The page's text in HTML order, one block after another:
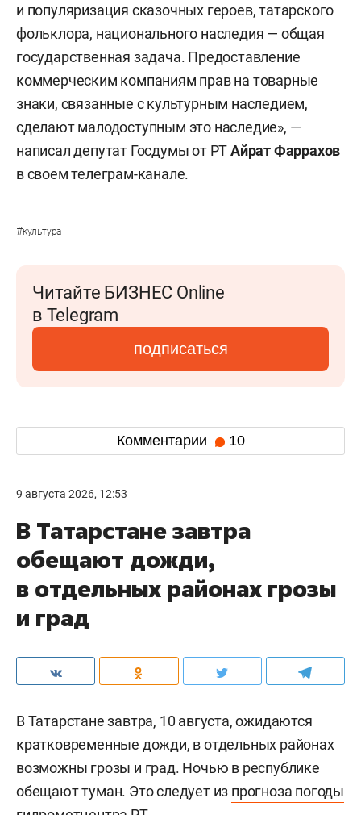
и популяризация сказочных героев, татарского
фольклора, национального наследия — общая
государственная задача. Предоставление
коммерческим компаниям прав на товарные
знаки, связанные с культурным наследием,
сделают малодоступным это наследие», —
написал депутат Госдумы от РТАйрат Фаррахов
в своем телеграм-канале.
#культура
Читайте БИЗНЕС Online
в Telegram
подписаться
Комментарии 10
9 августа 2026, 12:53
В Татарстане завтра
обещают дожди,
в отдельных районах грозы
и град
В Татарстане завтра, 10 августа, ожидаются
кратковременные дожди, в отдельных районах
возможны грозы и град. Ночью в республике
обещают туман. Это следует из прогноза погоды